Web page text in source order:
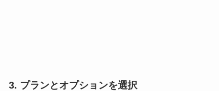
3. プランとオプションを選択